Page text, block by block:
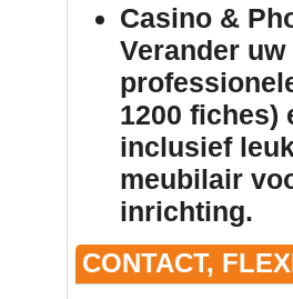
Casino &
Verander
1200 fiches)
inclusief
meubilair
inrichting.
CONTACT,